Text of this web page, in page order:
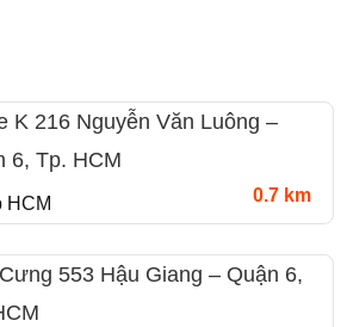
K 216 Nguyễn Văn Luông –
6, Tp. HCM
HCM 0.7 km
553 Hậu Giang – Quận 6,